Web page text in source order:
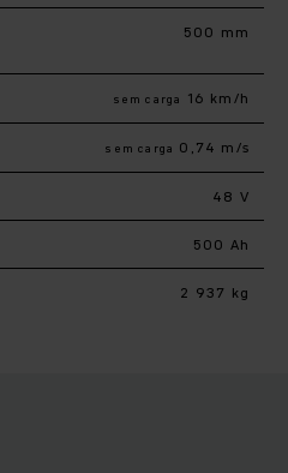
500 mm
sem carga 16 km/h
sem carga 0,74 m/s
48 V
500 Ah
2 937 kg